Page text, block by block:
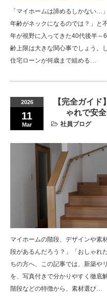
「マイホームは諦めるしかない…
年齢がネックになるのでは？」と
年が視野に入ってきた40代後半～
齢上限は大きな関心事でしょう。
住宅ローンが何歳まで組める…
2026
11
Mar
【完全ガイ
ゃれで安
社員ブログ
マイホームの階段、デザインや素
段があるんだろう？」「おしゃれ
ちの方へ、この記事では、新築や
を、写真付きで分かりやすく徹底
階段などの特徴から、素材選び…